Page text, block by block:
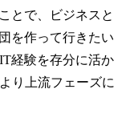
とで、ビジネスと
を作って行きたい
経験を存分に活か
り上流フェーズに